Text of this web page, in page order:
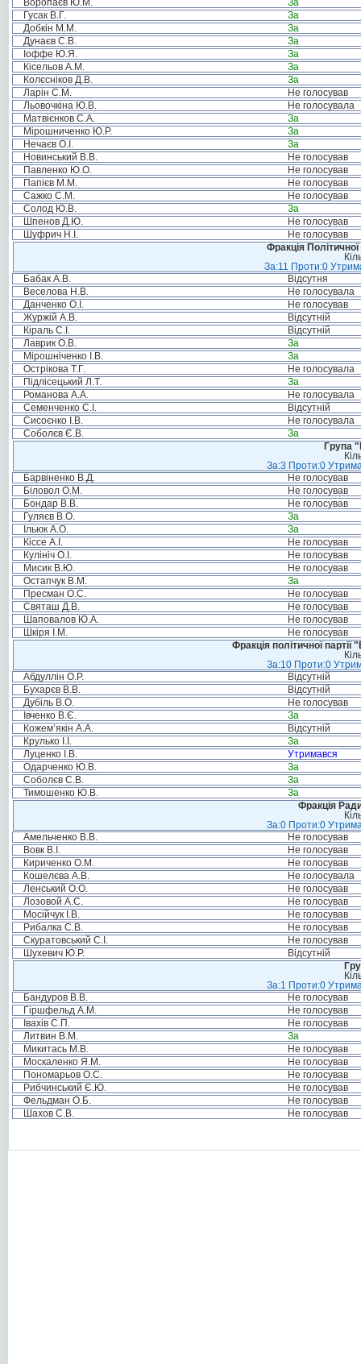
Воропаєв Ю.М.
За
Гусак В.Г.
За
Добкін М.М.
За
Дунаєв С.В.
За
Іоффе Ю.Я.
За
Кісельов А.М.
За
Колєсніков Д.В.
За
Ларін С.М.
Не голосував
Льовочкіна Ю.В.
Не голосувала
Матвієнков С.А.
За
Мірошниченко Ю.Р.
За
Нечаєв О.І.
За
Новинський В.В.
Не голосував
Павленко Ю.О.
Не голосував
Папієв М.М.
Не голосував
Сажко С.М.
Не голосував
Солод Ю.В.
За
Шпенов Д.Ю.
Не голосував
Шуфрич Н.І.
Не голосував
Фракція
За:11 Проти:0
Бабак А.В.
Відсутня
Веселова Н.В.
Не голосувала
Данченко О.І.
Не голосував
Журжій А.В.
Відсутній
Кіраль С.І.
Відсутній
Лаврик О.В.
За
Мірошніченко І.В.
За
Острікова Т.Г.
Не голосувала
Підлісецький Л.Т.
За
Романова А.А.
Не голосувала
Семенченко С.І.
Відсутній
Сисоєнко І.В.
Не голосувала
Соболєв Є.В.
За
Група
За:3 Проти:0
Барвіненко В.Д.
Не голосував
Біловол О.М.
Не голосував
Бондар В.В.
Не голосував
Гуляєв В.О.
За
Ільюк А.О.
За
Кіссе А.І.
Не голосував
Кулініч О.І.
Не голосував
Мисик В.Ю.
Не голосував
Остапчук В.М.
За
Пресман О.С.
Не голосував
Святаш Д.В.
Не голосував
Шаповалов Ю.А.
Не голосував
Шкіря І.М.
Не голосував
Фракція політичної
За:10 Проти:0
Абдуллін О.Р.
Відсутній
Бухарєв В.В.
Відсутній
Дубіль В.О.
Не голосував
Івченко В.Є.
За
Кожем’якін А.А.
Відсутній
Крулько І.І.
За
Луценко І.В.
Утримався
Одарченко Ю.В.
За
Соболєв С.В.
За
Тимошенко Ю.В.
За
Фракція
За:0 Проти:0
Амельченко В.В.
Не голосував
Вовк В.І.
Не голосував
Кириченко О.М.
Не голосував
Кошелєва А.В.
Не голосувала
Ленський О.О.
Не голосував
Лозовой А.С.
Не голосував
Мосійчук І.В.
Не голосував
Рибалка С.В.
Не голосував
Скуратовський С.І.
Не голосував
Шухевич Ю.Р.
Відсутній
За:1 Проти:0
Бандуров В.В.
Не голосував
Гіршфельд А.М.
Не голосував
Івахів С.П.
Не голосував
Литвин В.М.
За
Микитась М.В.
Не голосував
Москаленко Я.М.
Не голосував
Пономарьов О.С.
Не голосував
Рибчинський Є.Ю.
Не голосував
Фельдман О.Б.
Не голосував
Шахов С.В.
Не голосував